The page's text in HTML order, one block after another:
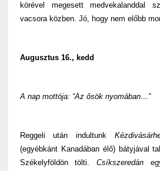
körével megesett medvekalanddal
vacsora közben. Jó, hogy nem előbb
Augusztus 16., kedd
A nap mottója: “Az ősök nyomában…”
Reggeli után indultunk
(egyébkánt Kanadában élő) bátyjával
Székelyföldön tölti.Csíkszeredán